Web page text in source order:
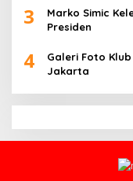
3
Marko Simic
Presiden
4
Galeri Foto
Jakarta